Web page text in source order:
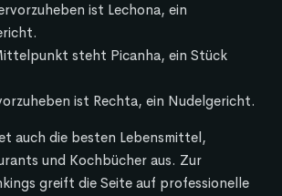
ist Lechona, ein
steht Picanha, ein Stück
ist Rechta, ein Nudelgericht.
auch die besten Lebensmittel,
und Kochbücher aus. Zur
greift die Seite auf professionelle